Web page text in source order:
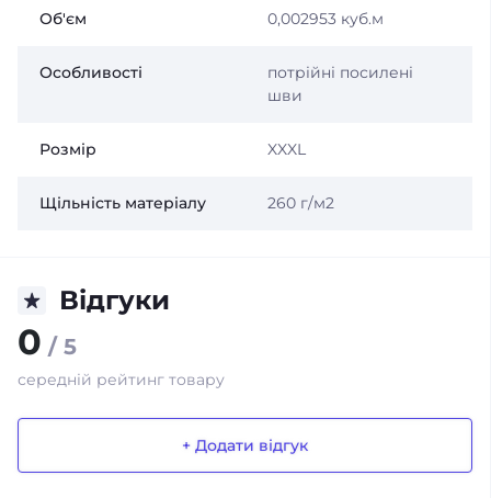
Об'єм 0,002953 куб.м
Особливості
потрійні посилені
шви
Розмір XXXL
Щільність матеріалу 260 г/м2
Відгуки
0 / 5
середній рейтинг товару
+ Додати відгук